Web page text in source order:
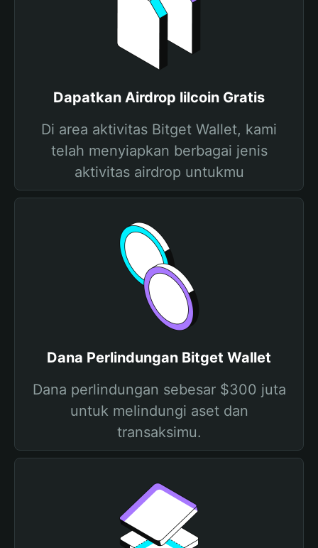
Dapatkan Airdrop lilcoin Gratis
Di area aktivitas Bitget Wallet, kami
telah menyiapkan berbagai jenis
aktivitas airdrop untukmu
Dana Perlindungan Bitget Wallet
Dana perlindungan sebesar $300 juta
untuk melindungi aset dan
transaksimu.